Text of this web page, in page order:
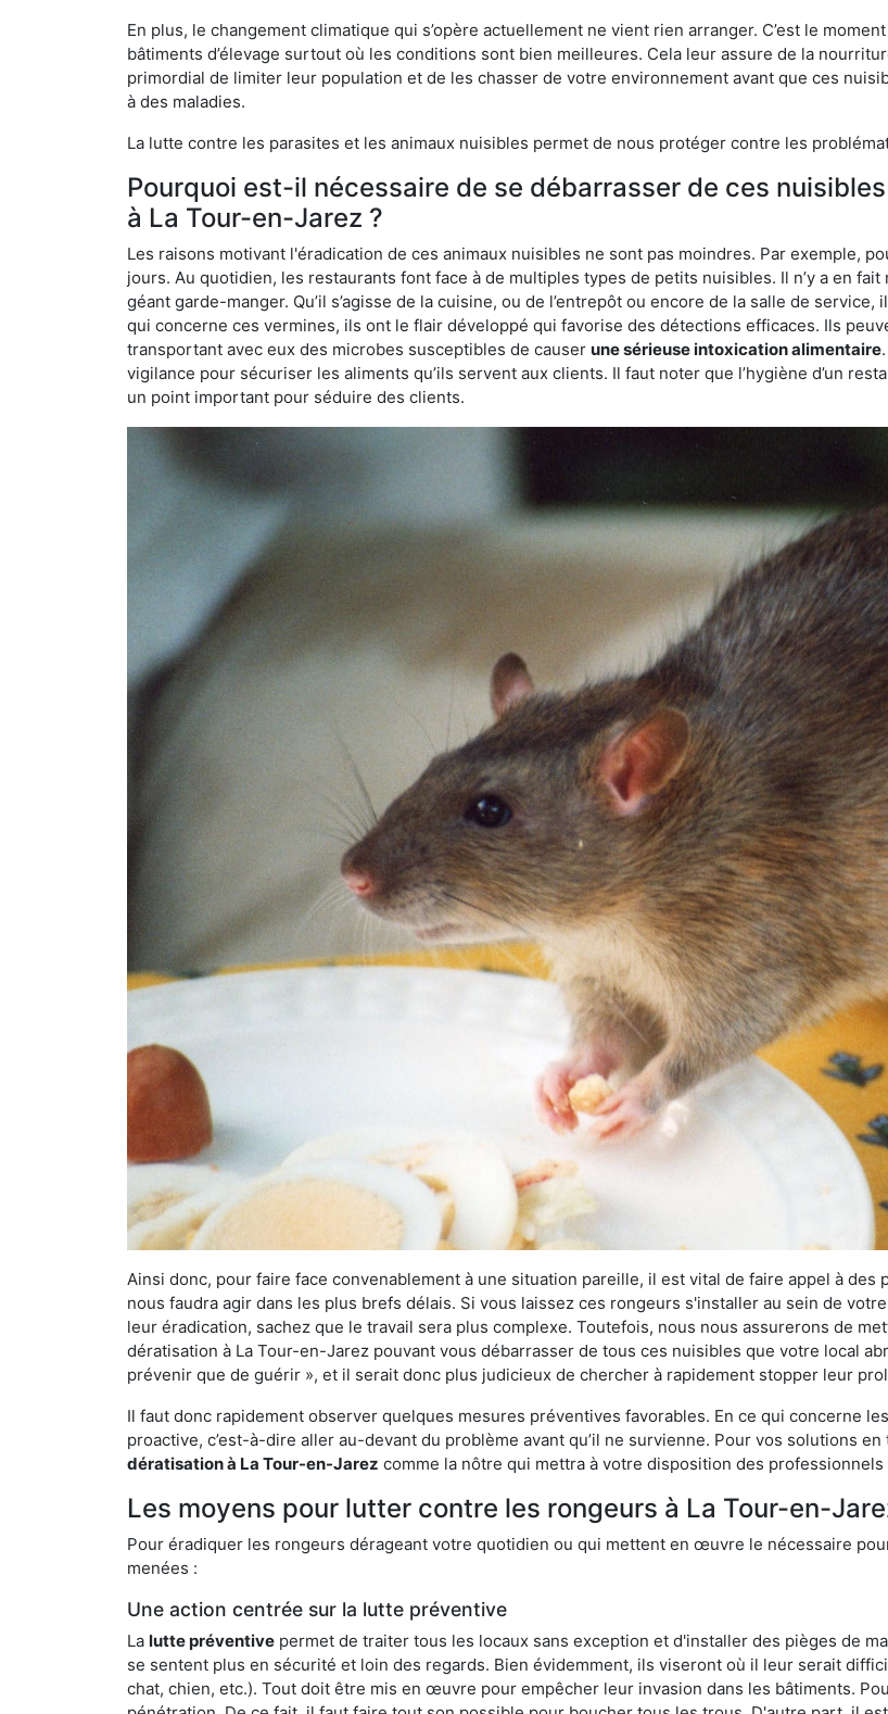
En plus, le changement climatique qui s’opère actuellement ne vient rien arranger. C’est le
bâtiments d’élevage surtout où les conditions sont bien meilleures. Cela leur assure de la
primordial de limiter leur population et de les chasser de votre environnement avant que ces
à des maladies.
La lutte contre les parasites et les animaux nuisibles permet de nous protéger contre les
Pourquoi est-il nécessaire de se débarrasser de ces
à La Tour-en-Jarez ?
Les raisons motivant l'éradication de ces animaux nuisibles ne sont pas moindres. Par exemple,
jours. Au quotidien, les restaurants font face à de multiples types de petits nuisibles. Il n’y a en
géant garde-manger. Qu’il s’agisse de la cuisine, ou de l’entrepôt ou encore de la salle de
qui concerne ces vermines, ils ont le flair développé qui favorise des détections efficaces. Ils
transportant avec eux des microbes susceptibles de causer une sérieuse intoxication alimentaire
vigilance pour sécuriser les aliments qu’ils servent aux clients. Il faut noter que l’hygiène d’un
un point important pour séduire des clients.
Ainsi donc, pour faire face convenablement à une situation pareille, il est vital de faire appel à
nous faudra agir dans les plus brefs délais. Si vous laissez ces rongeurs s'installer au sein de
leur éradication, sachez que le travail sera plus complexe. Toutefois, nous nous assurerons de
dératisation à La Tour-en-Jarez pouvant vous débarrasser de tous ces nuisibles que votre local
prévenir que de guérir », et il serait donc plus judicieux de chercher à rapidement stopper leur
Il faut donc rapidement observer quelques mesures préventives favorables. En ce qui concerne
proactive, c’est-à-dire aller au-devant du problème avant qu’il ne survienne. Pour vos solutions
dératisation à La Tour-en-Jarez comme la nôtre qui mettra à votre disposition des
Les moyens pour lutter contre les rongeurs à La Tour-en-
Pour éradiquer les rongeurs dérageant votre quotidien ou qui mettent en œuvre le nécessaire
menées :
Une action centrée sur la lutte préventive
La lutte préventive permet de traiter tous les locaux sans exception et d'installer des pièges de
se sentent plus en sécurité et loin des regards. Bien évidemment, ils viseront où il leur serait
chat, chien, etc.). Tout doit être mis en œuvre pour empêcher leur invasion dans les bâtiments.